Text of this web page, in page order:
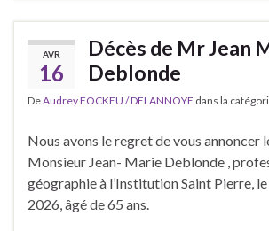
AVR
16
Décès de Mr Jean
Deblonde
DeAudrey FOCKEU / DELANNOYE dans la
Nous avons le regret de vous annoncer
Monsieur Jean- Marie Deblonde ,
géographie à l’Institution Saint Pierre,
2026, âgé de 65 ans.